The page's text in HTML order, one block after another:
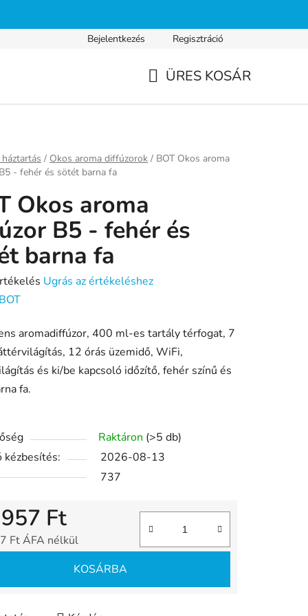
Gyakran ismételt kérdések Adatvédelmi nyilatkozat
Bejelentkezés Regisztráció
ÜRES KOSÁR
/ Okos aroma diffúzorok / BOT Okos aroma
- fehér és sötét barna fa
Okos aroma
B5 - fehér és
barna fa
Ugrás az értékeléshez
BOT
aromadiffúzor, 400 ml-es tartály térfogat, 7
12 órás üzemidő, WiFi,
és ki/be kapcsoló időzítő, fehér színű és
fa.
Raktáron (>5 db)
kézbesítés:
2026-08-13
737
Ft
Ft ÁFA nélkül
KOSÁRBA